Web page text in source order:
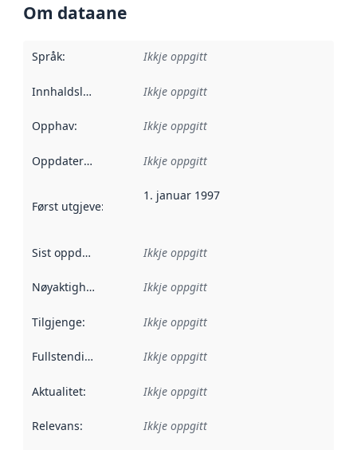
Om dataane
Språk: Ikkje oppgitt
Innhaldsleverandørar :
Ikkje oppgitt
Opphav: Ikkje oppgitt
Oppdateringsfrekvens :
Ikkje oppgitt
Først utgjeve: Denne datoen seier når dataa i dette
1. januar 1997
Sist oppdatert Ikkje oppgitt
Nøyaktigheit Ikkje oppgitt
Tilgjenge: Ikkje oppgitt
Fullstendigheit Ikkje oppgitt
Aktualitet: Ikkje oppgitt
Relevans: Ikkje oppgitt